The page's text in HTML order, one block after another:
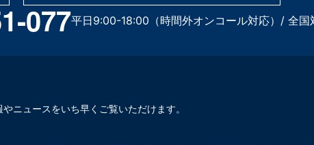
077平日9:00-18:00（時間外オンコール対応）/ 全
ニュースをいち早くご覧いただけます。